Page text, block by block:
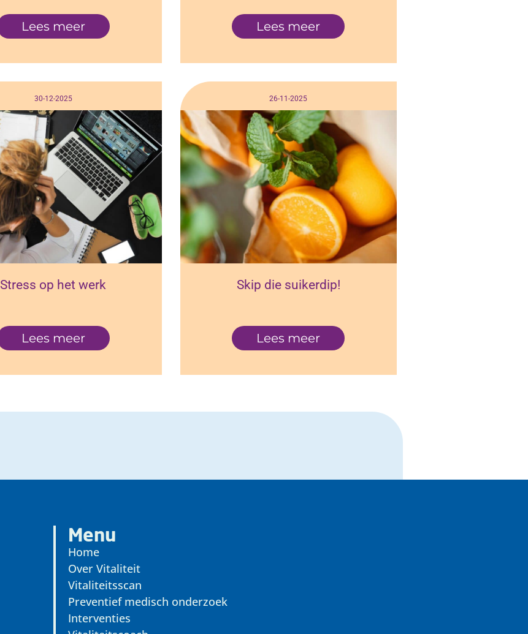
Lees meer Lees meer
30-12-2025
Stress op het werk
Lees meer
26-11-2025
Skip die suikerdip!
Lees meer
Menu
Home
Over Vitaliteit
Vitaliteitsscan
Preventief medisch onderzoek
Interventies